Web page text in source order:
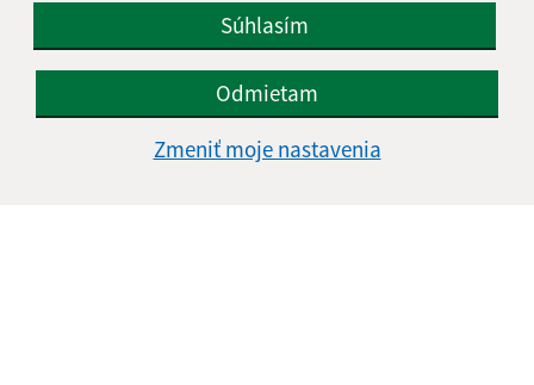
Súhlasím
Odmietam
Zmeniť moje nastavenia